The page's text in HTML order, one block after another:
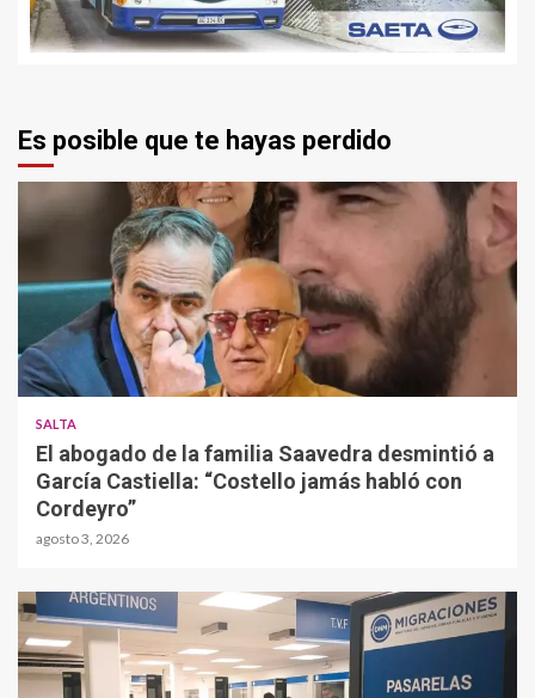
Es posible que te hayas perdido
SALTA
El abogado de la familia Saavedra desmintió a
García Castiella: “Costello jamás habló con
Cordeyro”
agosto 3, 2026